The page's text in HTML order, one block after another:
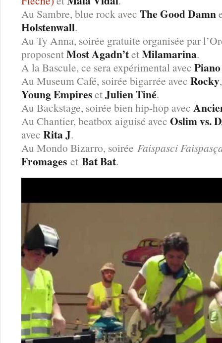
Au Sambre, blue rock avec The Good Damn
Holstenwall.
Au Ty Anna, soirée gratuite organisée par
proposentMost Agadn’tetMilamarina.
A la Bascule, ce sera expérimental avec
Au Museum Café, soirée bigarrée avec Rocky
Young EmpiresetJulien Tiné.
Au Backstage, soirée bien hip-hop avec
Au Chantier, beatbox aiguisé avec Oslim vs.
avec Rita J.
Au Mondo Bizarro, soirée Faispasci
Fromages et Bat Bat.